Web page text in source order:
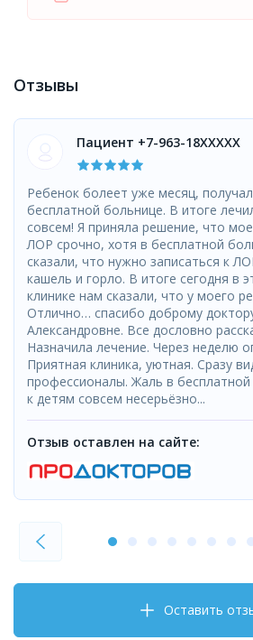
Отзывы
Пациент +7-963-18XXXXX
Ребенок болеет уже месяц,
бесплатной больнице. В итоге
совсем! Я приняла решение, что
ЛОР срочно, хотя в бесплатной
сказали, что нужно записаться к
кашель и горло. В итоге сегодня в
клинике нам сказали, что у моего
Отлично… спасибо доброму
Александровне. Все дословно
Назначила лечение. Через неделю
Приятная клиника, уютная. Сразу
профессионалы. Жаль в бесплатной
к детям совсем несерьёзно...
Отзыв оставлен на сайте:
Оставить